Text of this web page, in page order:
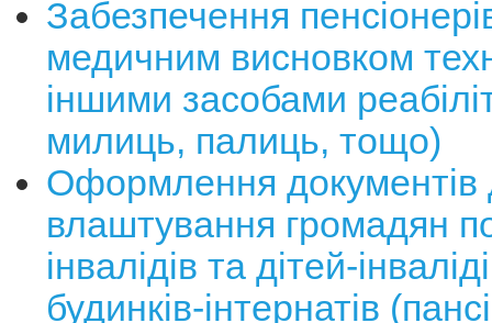
Забезпечення
медичним висновком
іншими засобами
милиць, палиць, тощо)
Оформлення документів
влаштування громадян
інвалідів та дітей-
будинків-інтернатів